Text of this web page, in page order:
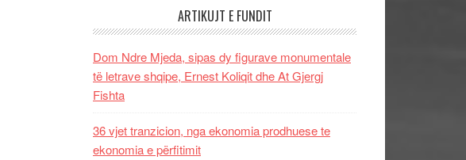
ARTIKUJT E FUNDIT
Dom Ndre Mjeda, sipas dy figurave monumentale
të letrave shqipe, Ernest Koliqit dhe At Gjergj
Fishta
36 vjet tranzicion, nga ekonomia prodhuese te
ekonomia e përfitimit